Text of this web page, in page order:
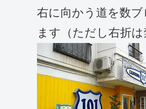
右に向かう道を数
ます（ただし右折は